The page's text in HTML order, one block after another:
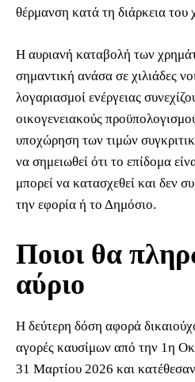
θέρμανση κατά τη διάρκεια του
Η αυριανή καταβολή των
σημαντική ανάσα σε χιλιάδες
λογαριασμοί ενέργειας
οικογενειακούς
υποχώρηση των τιμών
να σημειωθεί ότι το επίδομα
μπορεί να κατασχεθεί και δεν
την εφορία ή το Δημόσιο.
Ποιοι θα
αύριο
Η δεύτερη δόση αφορά
αγορές καυσίμων από την 1η
31 Μαρτίου 2026 και